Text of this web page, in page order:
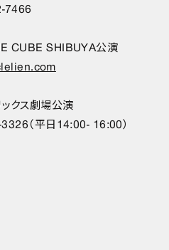
7466
CUBE SHIBUYA公演
クス劇場公演
（平日14:00- 16:00）